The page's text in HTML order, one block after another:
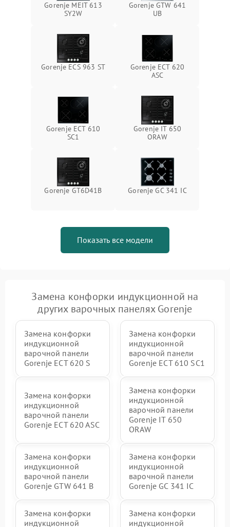
Gorenje MEIT 613
SY2W
Gorenje GTW 641
UB
Gorenje ECS 963 ST
Gorenje ECT 620
ASC
Gorenje ECT 610
SC1
Gorenje IT 650
ORAW
Gorenje GT6D41B Gorenje GC 341 IC
Показать все модели
Замена конфорки индукционной на
других варочных панелях Gorenje
Замена конфорки
индукционной
варочной панели
Gorenje ECT 620 S
Замена конфорки
индукционной
варочной панели
Gorenje ECT 610 SC1
Замена конфорки
индукционной
варочной панели
Gorenje ECT 620 ASC
Замена конфорки
индукционной
варочной панели
Gorenje IT 650
ORAW
Замена конфорки
индукционной
варочной панели
Gorenje GTW 641 B
Замена конфорки
индукционной
варочной панели
Gorenje GC 341 IC
Замена конфорки
индукционной
Замена конфорки
индукционной